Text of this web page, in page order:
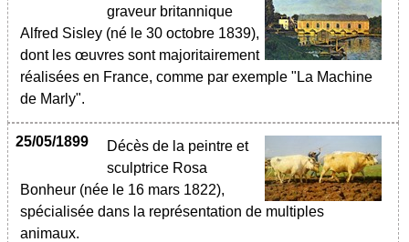
graveur britannique
Alfred Sisley (né le 30 octobre 1839),
dont les œuvres sont majoritairement
réalisées en France, comme par exemple "La Machine
de Marly".
25/05/1899
Décès de la peintre et
sculptrice Rosa
Bonheur (née le 16 mars 1822),
spécialisée dans la représentation de multiples
animaux.